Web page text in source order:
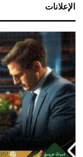
الإعلانات